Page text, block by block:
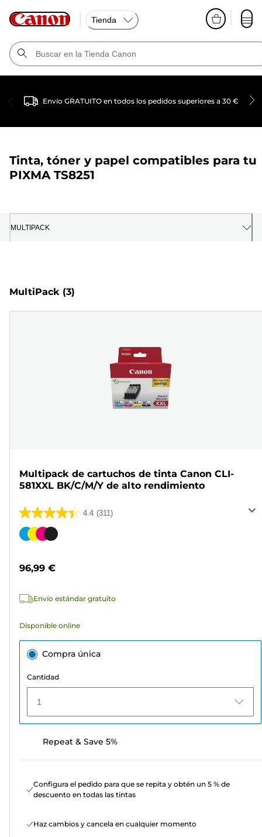
Tienda
Envío GRATUITO en todos los pedidos superiores a 30 €
Tinta, tóner y papel compatibles para tu
PIXMA TS8251
MULTIPACK
MultiPack (3)
Multipack de cartuchos de tinta Canon CLI-
581XXL BK/C/M/Y de alto rendimiento
4.4 (311)
4.4
de
311
Cartucho
96,99 €
Envío estándar gratuito
Disponible online
Compra única
Cantidad
1
Repeat & Save 5%
Configura el pedido para que se repita y obtén un 5 % de
descuento en todas las tintas
Haz cambios y cancela en cualquier momento